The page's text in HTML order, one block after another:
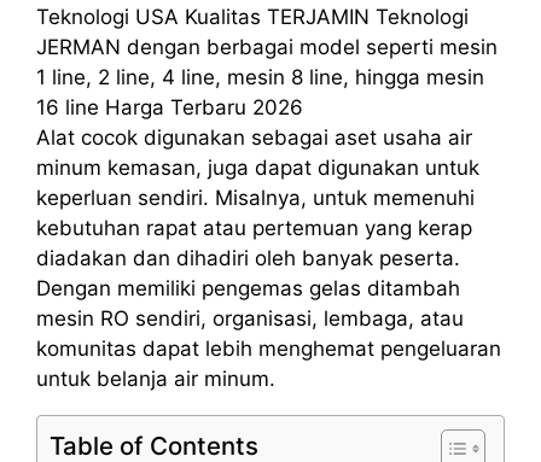
Teknologi USA Kualitas TERJAMIN Teknologi
JERMAN dengan berbagai model seperti mesin
1 line, 2 line, 4 line, mesin 8 line, hingga mesin
16 line Harga Terbaru 2026
Alat cocok digunakan sebagai aset usaha air
minum kemasan, juga dapat digunakan untuk
keperluan sendiri. Misalnya, untuk memenuhi
kebutuhan rapat atau pertemuan yang kerap
diadakan dan dihadiri oleh banyak peserta.
Dengan memiliki pengemas gelas ditambah
mesin RO sendiri, organisasi, lembaga, atau
komunitas dapat lebih menghemat pengeluaran
untuk belanja air minum.
Table of Contents